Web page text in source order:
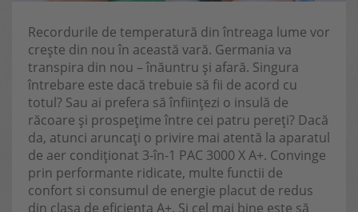
Recordurile de temperatură din întreaga lume vor
crește din nou în această vară. Germania va
transpira din nou – înăuntru și afară. Singura
întrebare este dacă trebuie să fii de acord cu
totul? Sau ai prefera să înființezi o insulă de
răcoare și prospețime între cei patru pereți? Dacă
da, atunci aruncați o privire mai atentă la aparatul
de aer condiționat 3-în-1 PAC 3000 X A+. Convinge
prin performante ridicate, multe functii de
confort si consumul de energie placut de redus
din clasa de eficienta A+. Și cel mai bine este să